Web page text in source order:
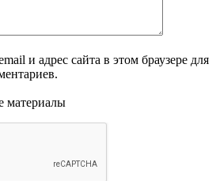
и адрес сайта в этом браузере для
материалы